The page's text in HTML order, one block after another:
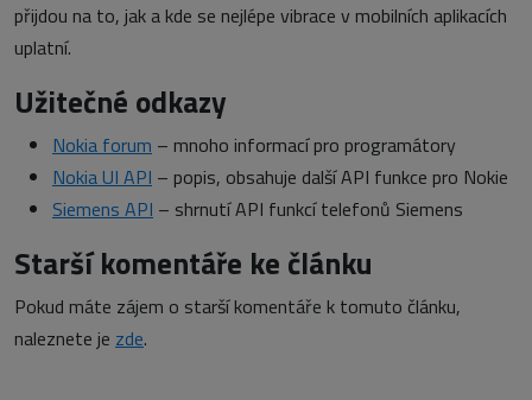
přijdou na to, jak a kde se nejlépe vibrace v mobilních aplikacích
uplatní.
Užitečné odkazy
Nokia forum – mnoho informací pro programátory
Nokia UI API – popis, obsahuje další API funkce pro Nokie
Siemens API – shrnutí API funkcí telefonů Siemens
Starší komentáře ke článku
Pokud máte zájem o starší komentáře k tomuto článku,
naleznete je zde.